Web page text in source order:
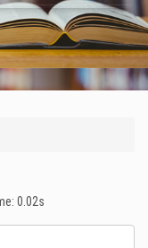
0.02s